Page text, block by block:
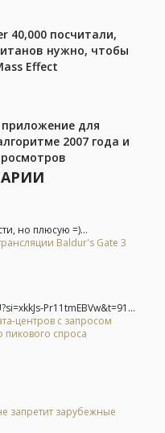
40,000 посчитали,
нужно, чтобы
Effect
для
2007 года и
но плюсую =)...
Baldur's Gate 3
Pr11tmEBVw&t=91...
центров с запросом
спроса
запретит зарубежные